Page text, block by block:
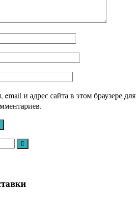
и адрес сайта в этом браузере для
Поиск